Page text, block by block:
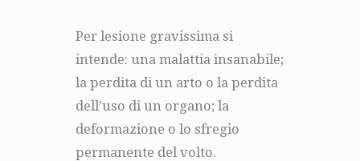
Per lesione gravissima si
intende: una malattia insanabile;
la perdita di un arto o la perdita
dell’uso di un organo; la
deformazione o lo sfregio
permanente del volto.